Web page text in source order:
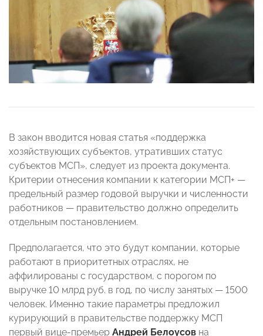
В закон вводится новая статья «поддержка
хозяйствующих субъектов, утративших статус
субъектов МСП», следует из проекта документа.
Критерии отнесения компании к категории МСП+ —
предельный размер годовой выручки и численности
работников — правительство должно определить
отдельным постановлением.
Предполагается, что это будут компании, которые
работают в приоритетных отраслях, не
аффилированы с государством, с порогом по
выручке 10 млрд руб. в год, по числу занятых — 1500
человек. Именно такие параметры предложил
курирующий в правительстве поддержку МСП
первый вице-премьер Андрей Белоусов на